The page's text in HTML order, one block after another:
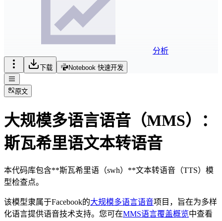
分析
下载 Notebook 快速开发
原文
大规模多语言语音（MMS）：
斯瓦希里语文本转语音
本代码库包含**斯瓦希里语（swh）**文本转语音（TTS）模
型检查点。
该模型隶属于Facebook的大规模多语言语音项目，旨在为多样
化语言提供语音技术支持。您可在MMS语言覆盖概览中查看